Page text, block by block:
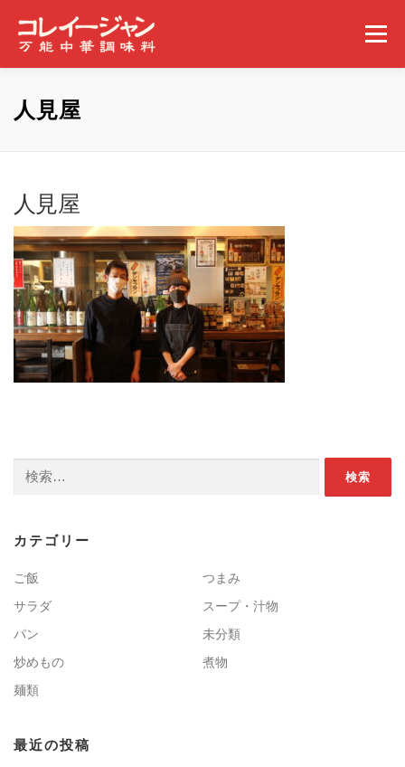
メニュー
ホーム
問い合わせ
人見屋
人見屋
検索:
カテゴリー
ご飯
つまみ
サラダ
スープ・汁物
パン
未分類
炒めもの
煮物
麺類
最近の投稿